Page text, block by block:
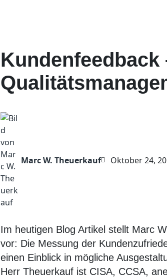
Marc W. Theuerkauf Oktober 24,
Im heutigen Blog Artikel stellt Marc
vor: Die Messung der
einen Einblick in mögliche
Herr Theuerkauf ist CISA, CCSA,